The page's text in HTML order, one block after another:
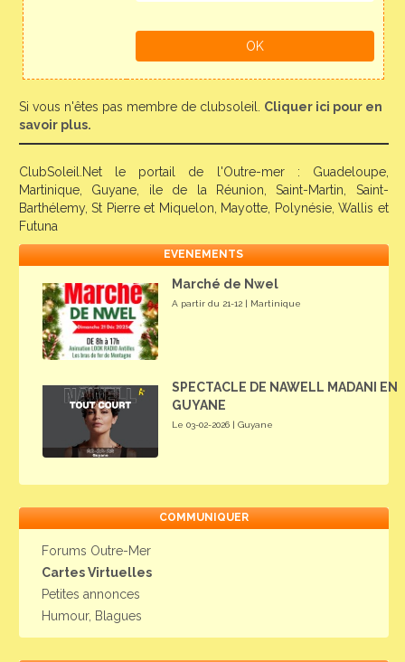
Si vous n'êtes pas membre de clubsoleil. Cliquer ici pour en
savoir plus.
ClubSoleil.Net le portail de l'Outre-mer : Guadeloupe,
Martinique, Guyane, ile de la Réunion, Saint-Martin, Saint-
Barthélemy, St Pierre et Miquelon, Mayotte, Polynésie, Wallis et
Futuna
EVENEMENTS
Marché de Nwel
A partir du 21-12 | Martinique
SPECTACLE DE NAWELL MADANI EN
GUYANE
Le 03-02-2026 | Guyane
COMMUNIQUER
Forums Outre-Mer
Cartes Virtuelles
Petites annonces
Humour, Blagues